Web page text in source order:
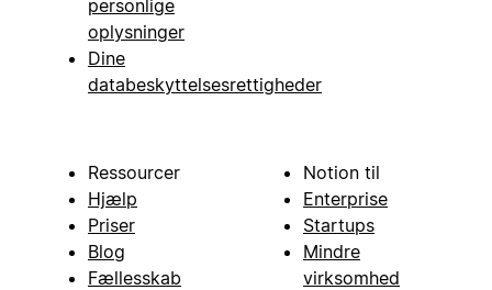
personlige
oplysninger
Dine
databeskyttelsesrettigheder
Ressourcer
Hjælp
Priser
Blog
Fællesskab
Notion til
Enterprise
Startups
Mindre
virksomhed